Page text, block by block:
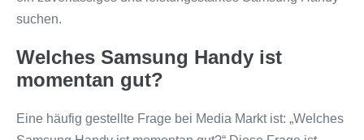
suchen.
Welches Samsung Handy ist
momentan gut?
Eine häufig gestellte Frage bei Media Markt ist: „Welches